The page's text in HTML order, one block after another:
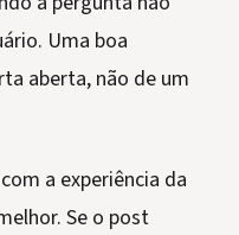
Uma boa
aberta, não de um
a experiência da
Se o post